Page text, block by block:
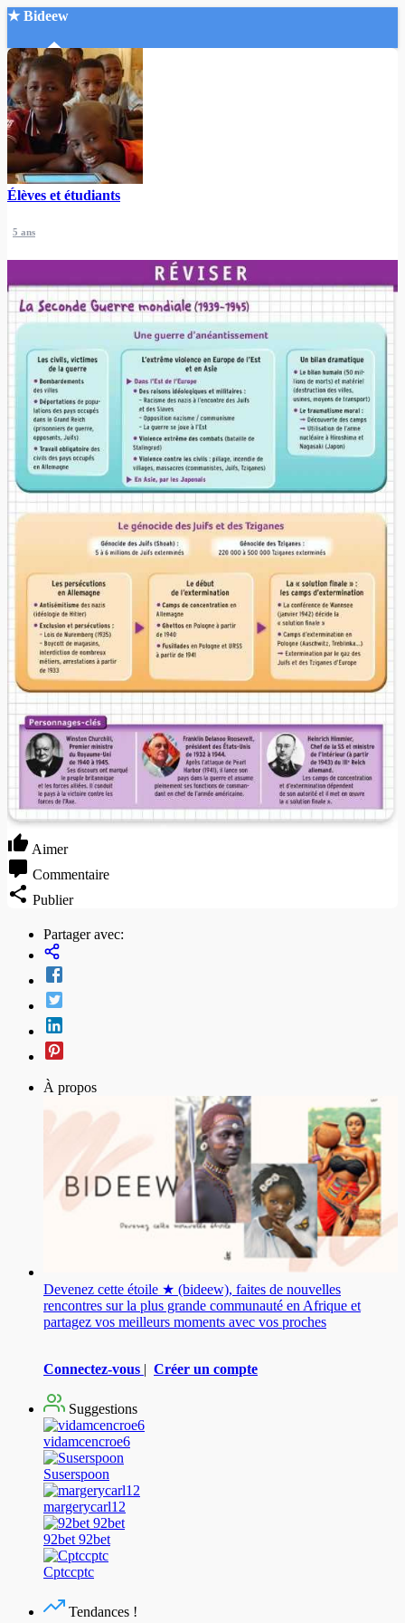
★ Bideew
Accueil
Recherche Avancée
Créer un compte
Mode nuit
Élèves et étudiants
5 ans
Aimer
Commentaire
Publier
Partager avec:
À propos
Devenez cette étoile ★ (bideew), faites de nouvelles
rencontres sur la plus grande communauté en Afrique et
partagez vos meilleurs moments avec vos proches
Connectez-vous | Créer un compte
Suggestions
vidamcencroe6
Suserspoon
margerycarl12
92bet 92bet
Cptccptc
Tendances !